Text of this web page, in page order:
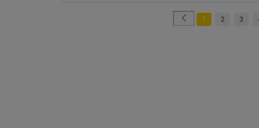
1 2 3